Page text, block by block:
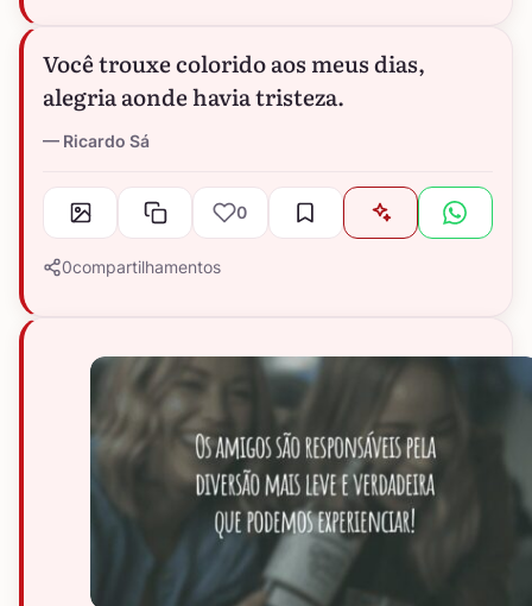
Você trouxe colorido aos meus dias,
alegria aonde havia tristeza.
Ricardo Sá
0
0compartilhamentos